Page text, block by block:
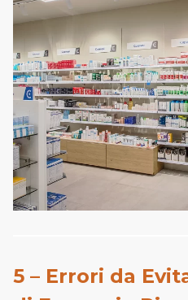
5 – Errori da